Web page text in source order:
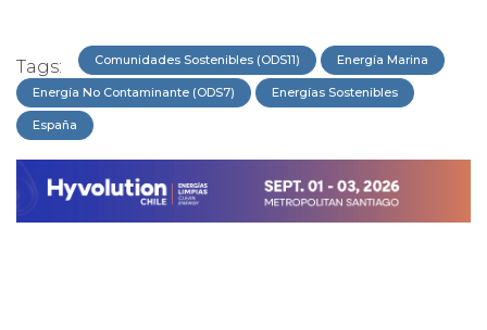
Tags: Comunidades Sostenibles (ODS11) Energía Marina
Energía No Contaminante (ODS7) Energías Sostenibles
España